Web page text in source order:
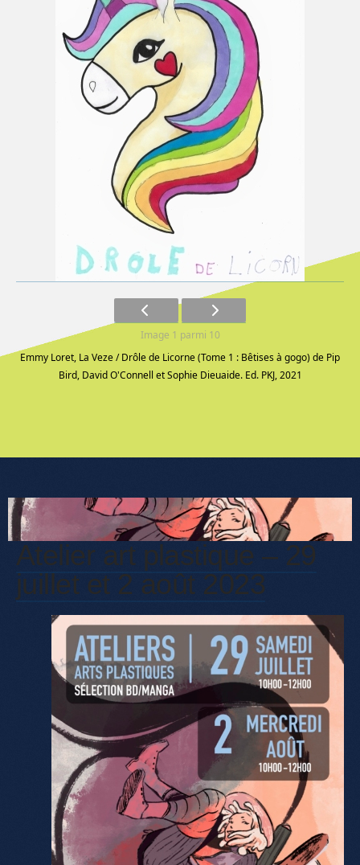
Image 1 parmi 10
Emmy Loret, La Veze / Drôle de Licorne (Tome 1 : Bêtises à gogo) de Pip
Bird, David O'Connell et Sophie Dieuaide. Ed. PKJ, 2021
Atelier art plastique – 29
juillet et 2 août 2023